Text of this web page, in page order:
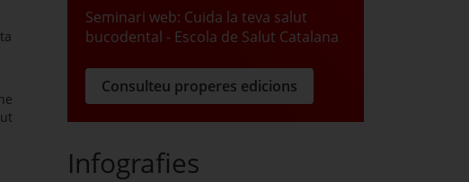
Seminari web: Cuida la teva salut
bucodental - Escola de Salut Catalana
Consulteu properes edicions
Infografies